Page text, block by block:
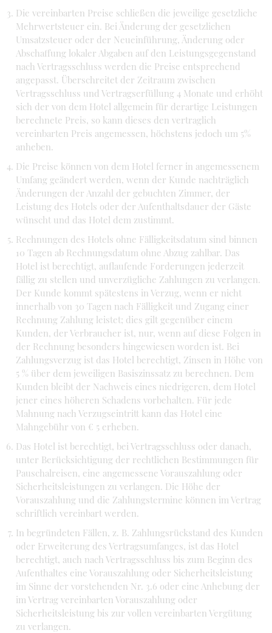
Die vereinbarten Preise schließen die jeweilige gesetzliche
Mehrwertsteuer ein. Bei Änderung der gesetzlichen
Umsatzsteuer oder der Neueinführung, Änderung oder
Abschaffung lokaler Abgaben auf den Leistungsgegenstand
nach Vertragsschluss werden die Preise entsprechend
angepasst. Überschreitet der Zeitraum zwischen
Vertragsschluss und Vertragserfüllung 4 Monate und erhöht
sich der von dem Hotel allgemein für derartige Leistungen
berechnete Preis, so kann dieses den vertraglich
vereinbarten Preis angemessen, höchstens jedoch um 5%
anheben.
Die Preise können von dem Hotel ferner in angemessenem
Umfang geändert werden, wenn der Kunde nachträglich
Änderungen der Anzahl der gebuchten Zimmer, der
Leistung des Hotels oder der Aufenthaltsdauer der Gäste
wünscht und das Hotel dem zustimmt.
Rechnungen des Hotels ohne Fälligkeitsdatum sind binnen
10 Tagen ab Rechnungsdatum ohne Abzug zahlbar. Das
Hotel ist berechtigt, auflaufende Forderungen jederzeit
fällig zu stellen und unverzügliche Zahlungen zu verlangen.
Der Kunde kommt spätestens in Verzug, wenn er nicht
innerhalb von 30 Tagen nach Fälligkeit und Zugang einer
Rechnung Zahlung leistet; dies gilt gegenüber einem
Kunden, der Verbraucher ist, nur, wenn auf diese Folgen in
der Rechnung besonders hingewiesen worden ist. Bei
Zahlungsverzug ist das Hotel berechtigt, Zinsen in Höhe von
5 % über dem jeweiligen Basiszinssatz zu berechnen. Dem
Kunden bleibt der Nachweis eines niedrigeren, dem Hotel
jener eines höheren Schadens vorbehalten. Für jede
Mahnung nach Verzugseintritt kann das Hotel eine
Mahngebühr von € 5 erheben.
Das Hotel ist berechtigt, bei Vertragsschluss oder danach,
unter Berücksichtigung der rechtlichen Bestimmungen für
Pauschalreisen, eine angemessene Vorauszahlung oder
Sicherheitsleistungen zu verlangen. Die Höhe der
Vorauszahlung und die Zahlungstermine können im Vertrag
schriftlich vereinbart werden.
In begründeten Fällen, z. B. Zahlungsrückstand des Kunden
oder Erweiterung des Vertragsumfanges, ist das Hotel
berechtigt, auch nach Vertragsschluss bis zum Beginn des
Aufenthaltes eine Vorauszahlung oder Sicherheitsleistung
im Sinne der vorstehenden Nr. 3.6 oder eine Anhebung der
im Vertrag vereinbarten Vorauszahlung oder
Sicherheitsleistung bis zur vollen vereinbarten Vergütung
zu verlangen.